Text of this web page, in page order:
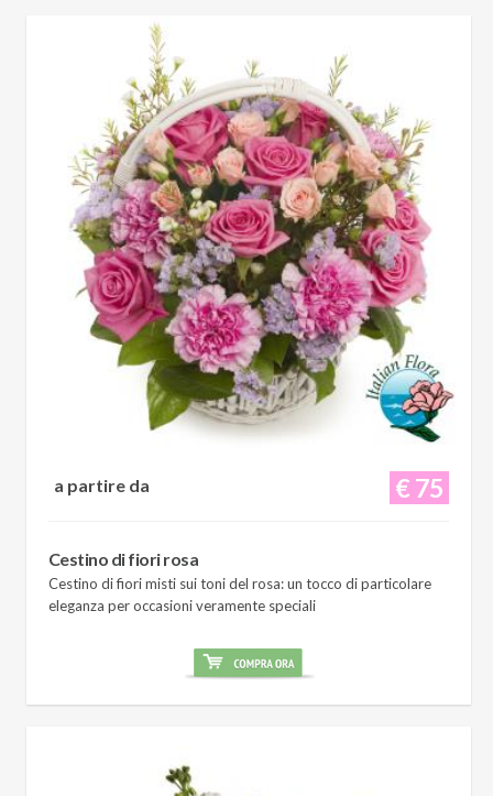
€ 75
a partire da
Cestino di fiori rosa
Cestino di fiori misti sui toni del rosa: un tocco di particolare
eleganza per occasioni veramente speciali